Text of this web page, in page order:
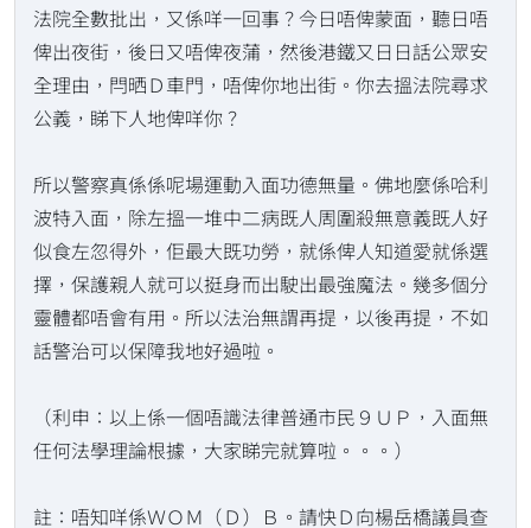
法院全數批出，又係咩一回事？今日唔俾蒙面，聽日唔
俾出夜街，後日又唔俾夜蒲，然後港鐵又日日話公眾安
全理由，閂晒Ｄ車門，唔俾你地出街。你去搵法院尋求
公義，睇下人地俾咩你？
所以警察真係係呢場運動入面功德無量。佛地麼係哈利
波特入面，除左搵一堆中二病既人周圍殺無意義既人好
似食左忽得外，佢最大既功勞，就係俾人知道愛就係選
擇，保護親人就可以挺身而出駛出最強魔法。幾多個分
靈體都唔會有用。所以法治無謂再提，以後再提，不如
話警治可以保障我地好過啦。
（利申：以上係一個唔識法律普通市民９ＵＰ，入面無
任何法學理論根據，大家睇完就算啦。。。）
註：唔知咩係ＷＯＭ（Ｄ）Ｂ。請快Ｄ向楊岳橋議員查